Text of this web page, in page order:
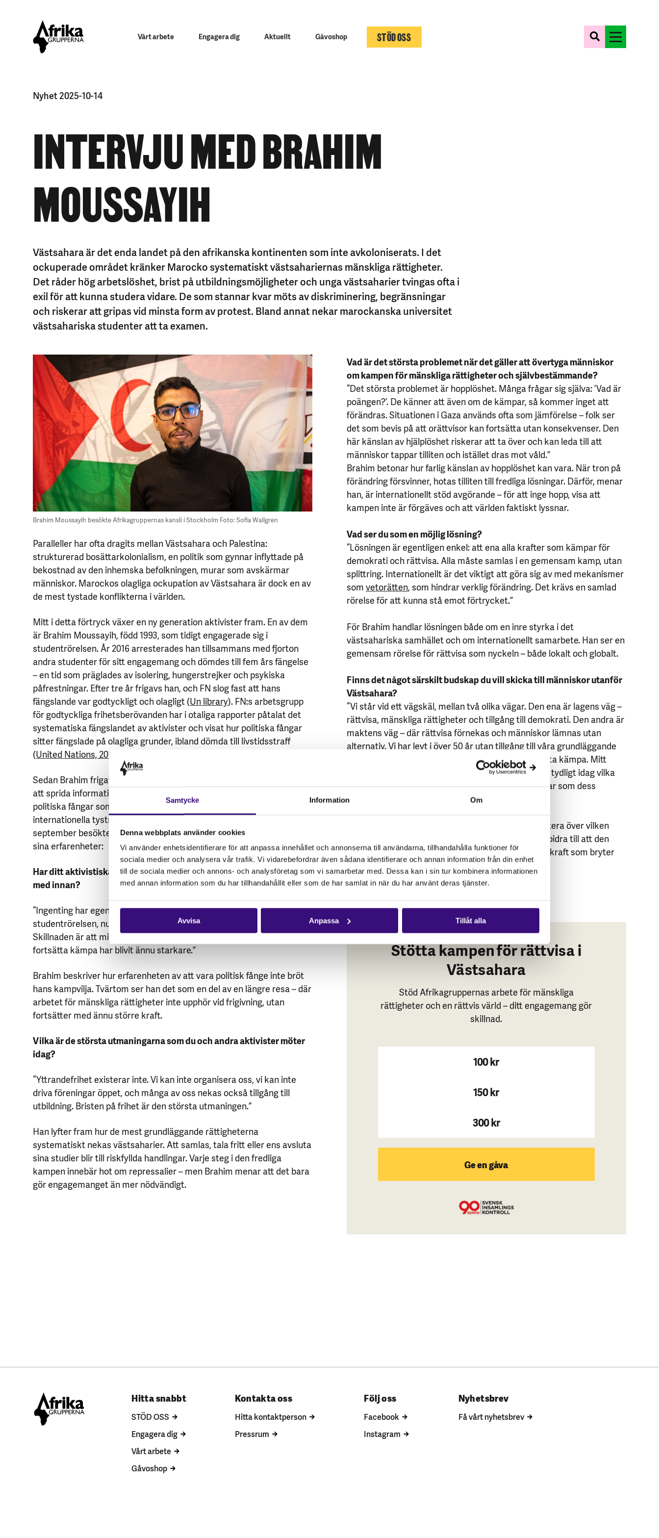
Samtycke Information Om
Denna webbplats använder cookies
Vi använder enhetsidentifierare för att anpassa innehållet och annonserna till användarna, tillhandahålla funktioner för
sociala medier och analysera vår trafik. Vi vidarebefordrar även sådana identifierare och annan information från din enhet
till de sociala medier och annons- och analysföretag som vi samarbetar med. Dessa kan i sin tur kombinera informationen
med annan information som du har tillhandahållit eller som de har samlat in när du har använt deras tjänster.
Avvisa Anpassa Tillåt alla
Vårt arbete Engagera dig Aktuellt Gåvoshop STÖD OSS
Nyhet 2025-10-14
INTERVJU MED BRAHIM
MOUSSAYIH
Västsahara är det enda landet på den afrikanska kontinenten som inte avkoloniserats. I det
ockuperade området kränker Marocko systematiskt västsahariernas mänskliga rättigheter.
Det råder hög arbetslöshet, brist på utbildningsmöjligheter och unga västsaharier tvingas ofta i
exil för att kunna studera vidare. De som stannar kvar möts av diskriminering, begränsningar
och riskerar att gripas vid minsta form av protest. Bland annat nekar marockanska universitet
västsahariska studenter att ta examen.
Brahim Moussayih besökte Afrikagruppernas kansli i Stockholm Foto: Sofia Wallgren
Paralleller har ofta dragits mellan Västsahara och Palestina:
strukturerad bosättarkolonialism, en politik som gynnar inflyttade på
bekostnad av den inhemska befolkningen, murar som avskärmar
människor. Marockos olagliga ockupation av Västsahara är dock en av
de mest tystade konflikterna i världen.
Mitt i detta förtryck växer en ny generation aktivister fram. En av dem
är Brahim Moussayih, född 1993, som tidigt engagerade sig i
studentrörelsen. År 2016 arresterades han tillsammans med fjorton
andra studenter för sitt engagemang och dömdes till fem års fängelse
– en tid som präglades av isolering, hungerstrejker och psykiska
påfrestningar. Efter tre år frigavs han, och FN slog fast att hans
fängslande var godtyckligt och olagligt (Un library). FN:s arbetsgrupp
för godtyckliga frihetsberövanden har i otaliga rapporter påtalat det
systematiska fängslandet av aktivister och visat hur politiska fångar
sitter fängslade på olagliga grunder, ibland dömda till livstidsstraff
(United Nations, 2023
Sedan Brahim frigavs har han fortsatt sin kamp. Han arbetar idag för
att sprida information om situationen i Västsahara, för att ge röst åt de
politiska fångar som fortfarande sitter inspärrade, och för att bryta den
internationella tystnaden kring ockupationen. En tisdagförmiddag i
september besökte han Afrikagruppernas kontor och berättade om
sina erfarenheter:
Har ditt aktivistiska arbete förändrats efter fängelsetiden jämfört
med innan?
“Ingenting har egentligen förändrats. Före fängelset var jag aktiv i
studentrörelsen, nu är jag aktiv i en människorättsorganisation.
Skillnaden är att mitt engagemang har fördjupats, och min vilja att
fortsätta kämpa har blivit ännu starkare.”
Brahim beskriver hur erfarenheten av att vara politisk fånge inte bröt
hans kampvilja. Tvärtom ser han det som en del av en längre resa – där
arbetet för mänskliga rättigheter inte upphör vid frigivning, utan
fortsätter med ännu större kraft.
Vilka är de största utmaningarna som du och andra aktivister möter
idag?
“Yttrandefrihet existerar inte. Vi kan inte organisera oss, vi kan inte
driva föreningar öppet, och många av oss nekas också tillgång till
utbildning. Bristen på frihet är den största utmaningen.”
Han lyfter fram hur de mest grundläggande rättigheterna
systematiskt nekas västsaharier. Att samlas, tala fritt eller ens avsluta
sina studier blir till riskfyllda handlingar. Varje steg i den fredliga
kampen innebär hot om repressalier – men Brahim menar att det bara
gör engagemanget än mer nödvändigt.
Vad är det största problemet när det gäller att övertyga människor
om kampen för mänskliga rättigheter och självbestämmande?
“Det största problemet är hopplöshet. Många frågar sig själva: ’Vad är
poängen?’. De känner att även om de kämpar, så kommer inget att
förändras. Situationen i Gaza används ofta som jämförelse – folk ser
det som bevis på att orättvisor kan fortsätta utan konsekvenser. Den
här känslan av hjälplöshet riskerar att ta över och kan leda till att
människor tappar tilliten och istället dras mot våld.”
Brahim betonar hur farlig känslan av hopplöshet kan vara. När tron på
förändring försvinner, hotas tilliten till fredliga lösningar. Därför, menar
han, är internationellt stöd avgörande – för att inge hopp, visa att
kampen inte är förgäves och att världen faktiskt lyssnar.
Vad ser du som en möjlig lösning?
“Lösningen är egentligen enkel: att ena alla krafter som kämpar för
demokrati och rättvisa. Alla måste samlas i en gemensam kamp, utan
splittring. Internationellt är det viktigt att göra sig av med mekanismer
somvetorätten, som hindrar verklig förändring. Det krävs en samlad
rörelse för att kunna stå emot förtrycket.”
För Brahim handlar lösningen både om en inre styrka i det
västsahariska samhället och om internationellt samarbete. Han ser en
gemensam rörelse för rättvisa som nyckeln – både lokalt och globalt.
Finns det något särskilt budskap du vill skicka till människor utanför
Västsahara?
“Vi står vid ett vägskäl, mellan två olika vägar. Den ena är lagens väg –
rättvisa, mänskliga rättigheter och tillgång till demokrati. Den andra är
maktens väg – där rättvisa förnekas och människor lämnas utan
alternativ. Vi har levt i över 50 år utan tillgång till våra grundläggande
rättigheter, men vi har inget annat val än att fortsätta kämpa. Mitt
budskap är att tystnad är lika med samtycke. Vi ser tydligt idag vilka
krafter som kämpar för rättvisa och vilka som agerar som dess
fiender. Att tiga är att bli medskyldig.”
Med dessa ord uppmanar Brahim oss alla att reflektera över vilken
sida vi står på. Att blunda inför ockupationen är att bidra till att den
fortsätter. Att agera i solidaritet kan däremot bli en kraft som bryter
tystnaden.
Stötta kampen för rättvisa i
Västsahara
Stöd Afrikagruppernas arbete för mänskliga
rättigheter och en rättvis värld – ditt engagemang gör
skillnad.
100 kr
150 kr
300 kr
Ge en gåva
Hitta snabbt
STÖD OSS
Engagera dig
Vårt arbete
Gåvoshop
Kontakta oss
Hitta kontaktperson
Pressrum
Följ oss
Facebook
Instagram
Nyhetsbrev
Få vårt nyhetsbrev